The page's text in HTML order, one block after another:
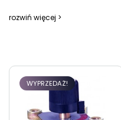
rozwiń więcej >
WYPRZEDAŻ!